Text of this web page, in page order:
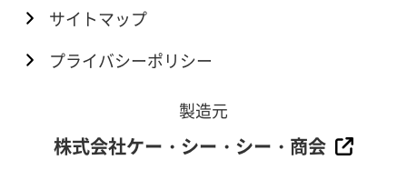
サイトマップ
プライバシーポリシー
製造元
株式会社ケー・シー・シー・商会